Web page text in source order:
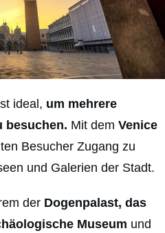
ideal, um mehrere
besuchen. Mit dem Venice
Besucher Zugang zu
und Galerien der Stadt.
der Dogenpalast, das
Museum und